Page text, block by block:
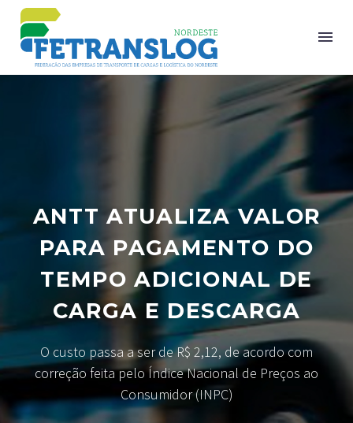
ANTT ATUALIZA VALOR
PARA PAGAMENTO DO
TEMPO ADICIONAL DE
CARGA E DESCARGA
O custo passa a ser de R$ 2,12, de acordo com
correção feita pelo Índice Nacional de Preços ao
Consumidor (INPC)